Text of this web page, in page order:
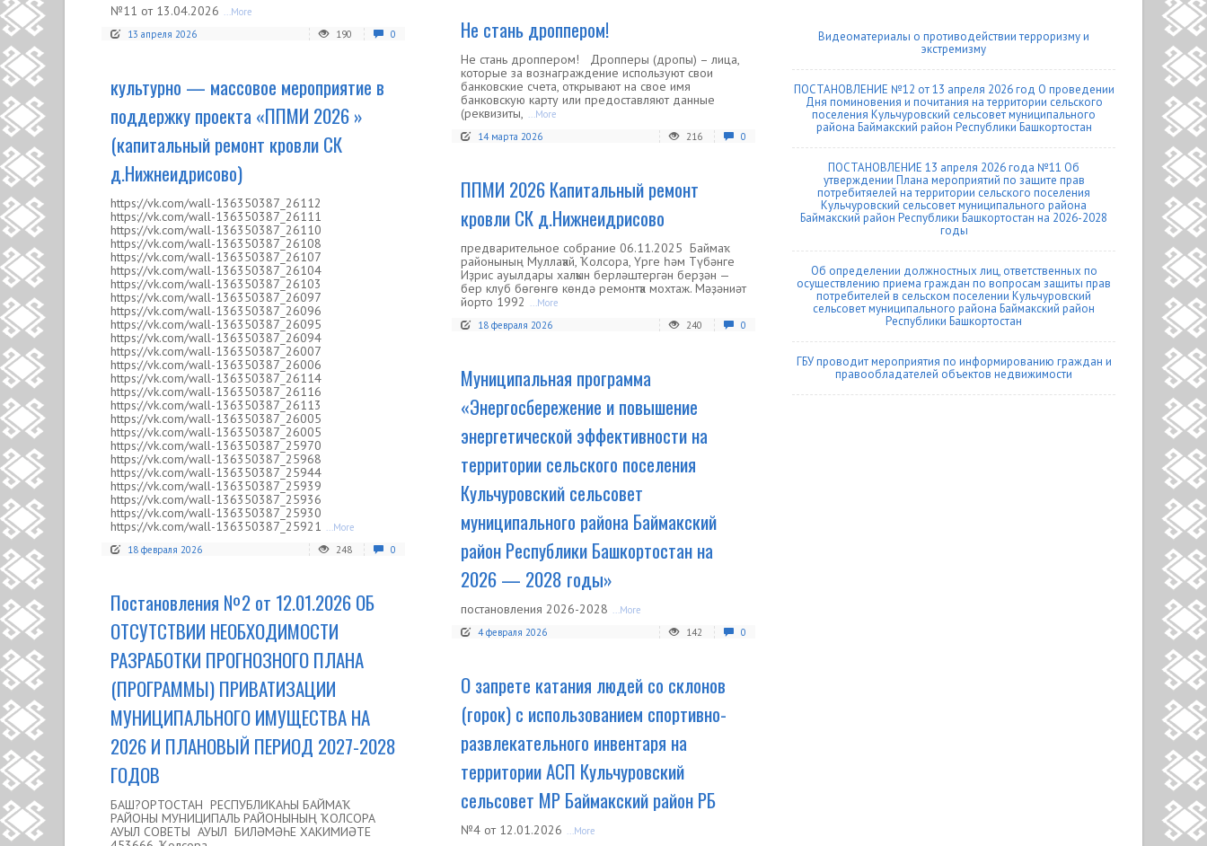
№11 от 13.04.2026 ...More
13 апреля 2026
190 0 Не стань дроппером!
Не стань дроппером! Дропперы (дропы) – лица,
которые за вознаграждение используют свои
банковские счета, открывают на свое имя
банковскую карту или предоставляют данные
(реквизиты, ...More
14 марта 2026
216 0
культурно — массовое мероприятие в
поддержку проекта «ППМИ 2026 »
(капитальный ремонт кровли СК
д.Нижнеидрисово)
https://vk.com/wall-136350387_26112
https://vk.com/wall-136350387_26111
https://vk.com/wall-136350387_26110
https://vk.com/wall-136350387_26108
https://vk.com/wall-136350387_26107
https://vk.com/wall-136350387_26104
https://vk.com/wall-136350387_26103
https://vk.com/wall-136350387_26097
https://vk.com/wall-136350387_26096
https://vk.com/wall-136350387_26095
https://vk.com/wall-136350387_26094
https://vk.com/wall-136350387_26007
https://vk.com/wall-136350387_26006
https://vk.com/wall-136350387_26114
https://vk.com/wall-136350387_26116
https://vk.com/wall-136350387_26113
https://vk.com/wall-136350387_26005
https://vk.com/wall-136350387_26005
https://vk.com/wall-136350387_25970
https://vk.com/wall-136350387_25968
https://vk.com/wall-136350387_25944
https://vk.com/wall-136350387_25939
https://vk.com/wall-136350387_25936
https://vk.com/wall-136350387_25930
https://vk.com/wall-136350387_25921 ...More
18 февраля 2026
248 0
ППМИ 2026 Капитальный ремонт
кровли СК д.Нижнеидрисово
предварительное собрание 06.11.2025 Баймаҡ
районының Муллаҡай, Ҡолсора, Үрге һәм Түбәнге
Иҙрис ауылдары халҡын берләштергән берҙән —
бер клуб бөгөнгө көндә ремонтҡа мохтаж. Мәҙәниәт
йорто 1992 ...More
18 февраля 2026
240 0
Муниципальная программа
«Энергосбережение и повышение
энергетической эффективности на
территории сельского поселения
Кульчуровский сельсовет
муниципального района Баймакский
район Республики Башкортостан на
2026 — 2028 годы»
постановления 2026-2028 ...More
4 февраля 2026
142 0
Постановления №2 от 12.01.2026 ОБ
ОТСУТСТВИИ НЕОБХОДИМОСТИ
РАЗРАБОТКИ ПРОГНОЗНОГО ПЛАНА
(ПРОГРАММЫ) ПРИВАТИЗАЦИИ
МУНИЦИПАЛЬНОГО ИМУЩЕСТВА НА
2026 И ПЛАНОВЫЙ ПЕРИОД 2027-2028
ГОДОВ
БАШ?ОРТОСТАН РЕСПУБЛИКАҺЫ БАЙМАҠ
РАЙОНЫ МУНИЦИПАЛЬ РАЙОНЫНЫҢ ҠОЛСОРА
АУЫЛ СОВЕТЫ АУЫЛ БИЛӘМӘҺЕ ХАКИМИӘТЕ
О запрете катания людей со склонов
(горок) с использованием спортивно-
развлекательного инвентаря на
территории АСП Кульчуровский
сельсовет МР Баймакский район РБ
№4 от 12.01.2026 ...More
Видеоматериалы о противодействии терроризму и
экстремизму
ПОСТАНОВЛЕНИЕ №12 от 13 апреля 2026 год О проведении
Дня поминовения и почитания на территории сельского
поселения Кульчуровский сельсовет муниципального
района Баймакский район Республики Башкортостан
ПОСТАНОВЛЕНИЕ 13 апреля 2026 года №11 Об
утверждении Плана мероприятий по защите прав
потребитяелей на территории сельского поселения
Кульчуровский сельсовет муниципального района
Баймакский район Республики Башкортостан на 2026-2028
годы
Об определении должностных лиц, ответственных по
осуществлению приема граждан по вопросам защиты прав
потребителей в сельском поселении Кульчуровский
сельсовет муниципального района Баймакский район
Республики Башкортостан
ГБУ проводит мероприятия по информированию граждан и
правообладателей объектов недвижимости